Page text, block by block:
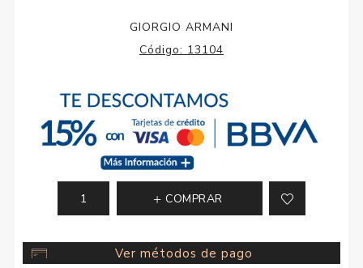
GIORGIO ARMANI
Código: 13104
COMPRAR
Ver métodos de pago